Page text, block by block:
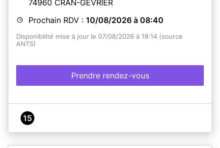
74960 CRAN-GEVRIER
Prochain RDV : 10/08/2026 à 08:40
Disponibilité mise à jour le 07/08/2026 à 19:14 (source
ANTS)
Prendre rendez-vous
15